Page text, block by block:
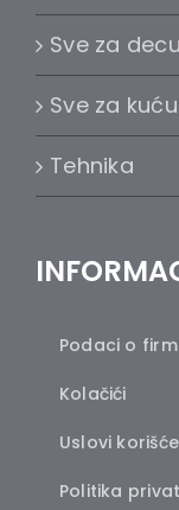
Sve za decu
Sve za kuću
Tehnika
Podaci o
Kolačići
Uslovi
Politika